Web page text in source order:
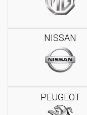
NISSAN
PEUGEOT